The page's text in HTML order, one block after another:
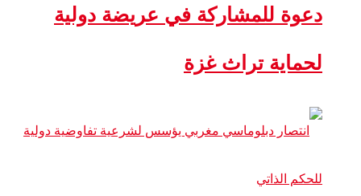
دعوة للمشاركة في عريضة دولية
لحماية تراث غزة